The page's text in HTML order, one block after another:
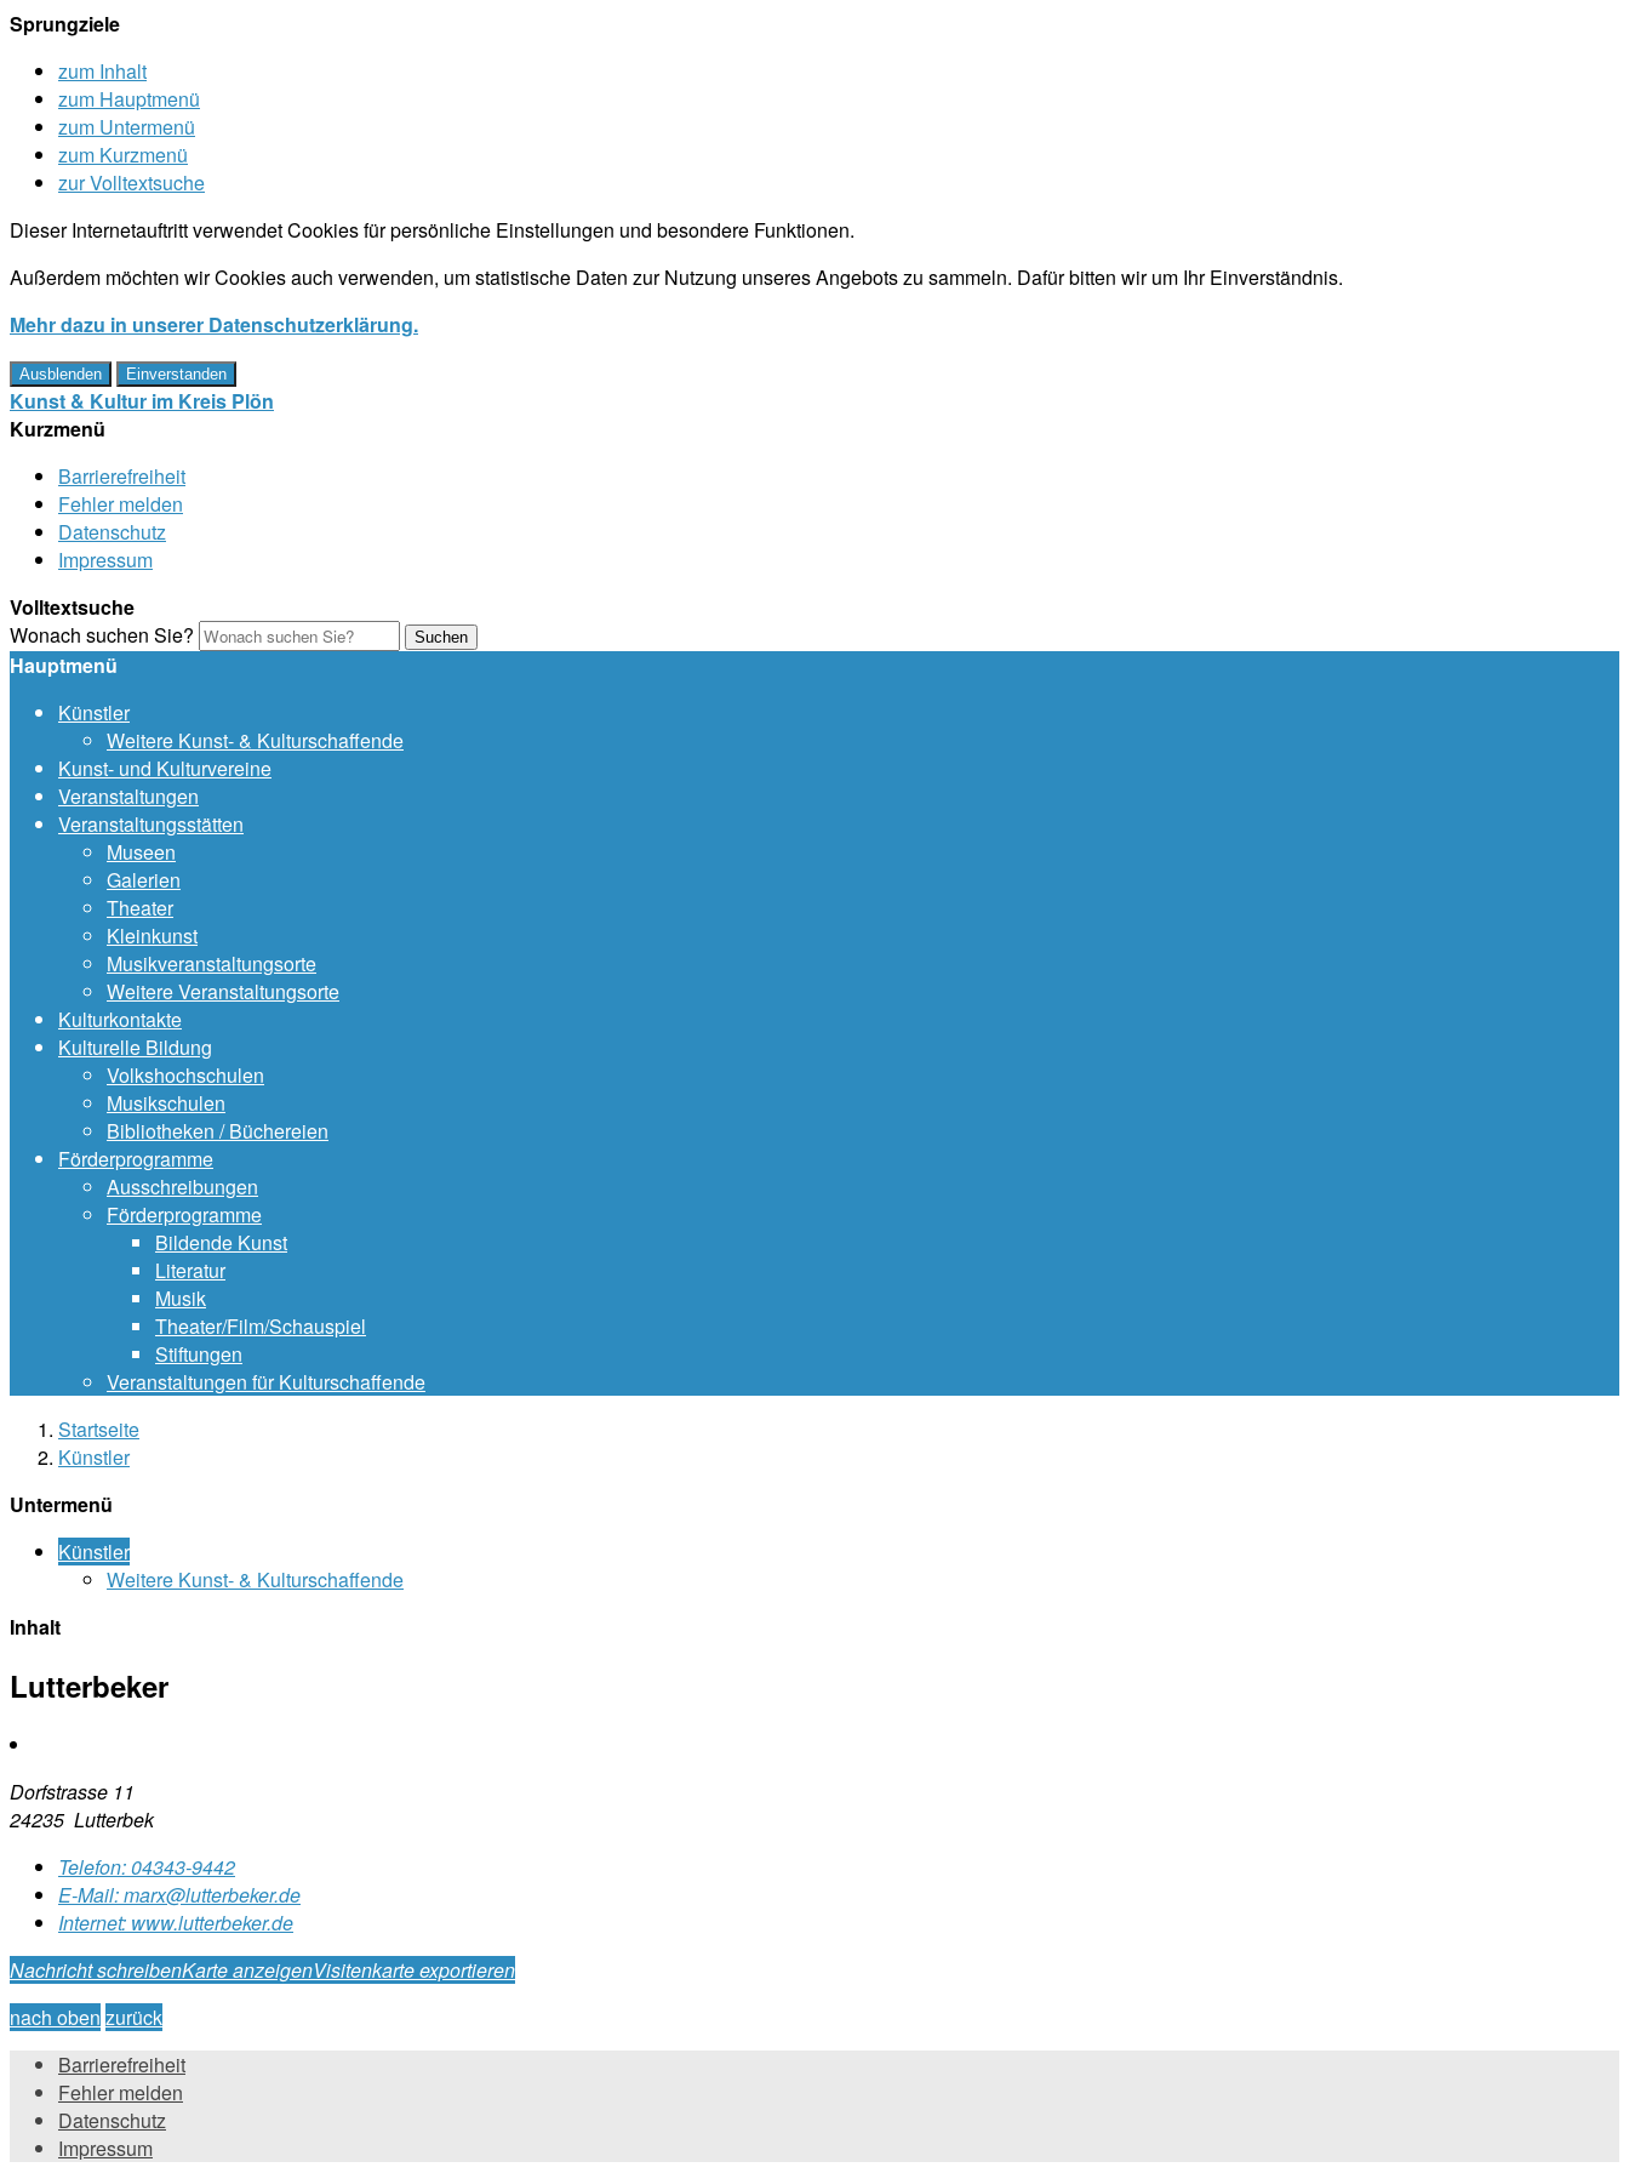
Sprungziele
zum Inhalt
zum Hauptmenü
zum Untermenü
zum Kurzmenü
zur Volltextsuche
Dieser Internetauftritt verwendet Cookies für persönliche Einstellungen und besondere Funktionen.
Außerdem möchten wir Cookies auch verwenden, um statistische Daten zur Nutzung unseres Angebots zu sammeln. Dafür bitten wir um Ihr Einverständnis.
Mehr dazu in unserer Datenschutzerklärung.
Ausblenden Einverstanden
Kunst & Kultur im Kreis Plön
Kurzmenü
Barrierefreiheit
Fehler melden
Datenschutz
Impressum
Volltextsuche
Wonach suchen Sie?
Suchen
Hauptmenü
Künstler
Weitere Kunst- & Kulturschaffende
Kunst- und Kulturvereine
Veranstaltungen
Veranstaltungsstätten
Museen
Galerien
Theater
Kleinkunst
Musikveranstaltungsorte
Weitere Veranstaltungsorte
Kulturkontakte
Kulturelle Bildung
Volkshochschulen
Musikschulen
Bibliotheken / Büchereien
Förderprogramme
Ausschreibungen
Förderprogramme
Bildende Kunst
Literatur
Musik
Theater/Film/Schauspiel
Stiftungen
Veranstaltungen für Kulturschaffende
Startseite
Künstler
Untermenü
Künstler
Weitere Kunst- & Kulturschaffende
Inhalt
Lutterbeker
Dorfstrasse 11
24235 Lutterbek
Telefon:04343-9442
E-Mail:marx@lutterbeker.de
Internet: www.lutterbeker.de
Nachricht schreibenKarte anzeigenVisitenkarte exportieren
nach oben zurück
Barrierefreiheit
Fehler melden
Datenschutz
Impressum